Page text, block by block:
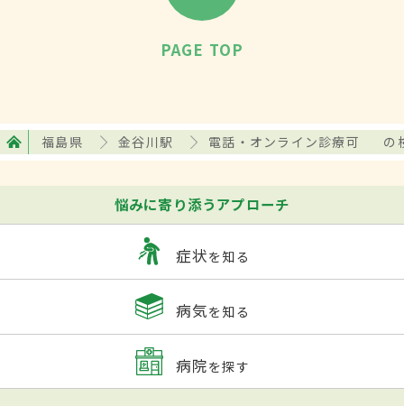
PAGE TOP
福島県 金谷川駅 電話・オンライン診療可 の
悩みに寄り添うアプローチ
症状を知る
病気を知る
病院を探す